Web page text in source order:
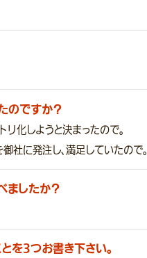
のですか？
化しようと決まったので。
社に発注し、満足していたので。
ましたか？
を3つお書き下さい。